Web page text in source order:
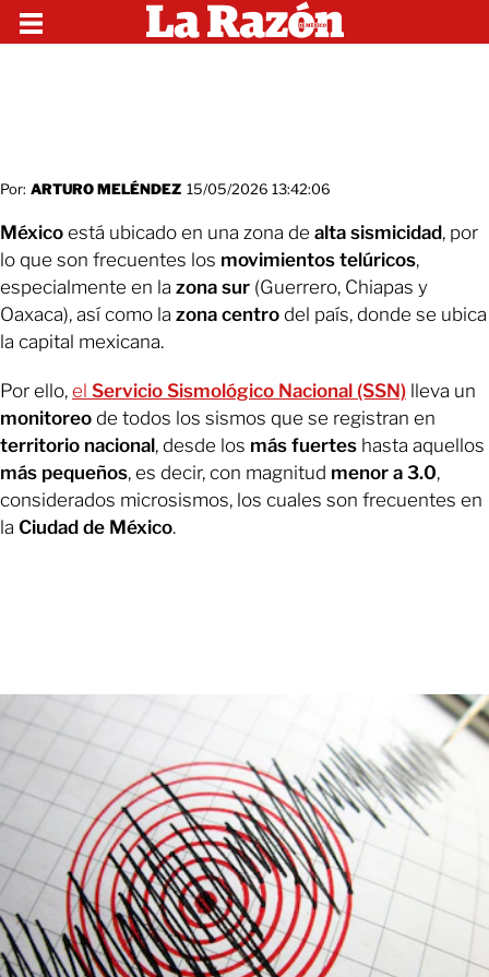
Por: ARTURO MELÉNDEZ 15/05/2026 13:42:06
México está ubicado en una zona de alta sismicidad, por
lo que son frecuentes los movimientos telúricos,
especialmente en la zona sur (Guerrero, Chiapas y
Oaxaca), así como la zona centro del país, donde se ubica
la capital mexicana.
Por ello, el Servicio Sismológico Nacional (SSN) lleva un
monitoreo de todos los sismos que se registran en
territorio nacional, desde los más fuertes hasta aquellos
más pequeños, es decir, con magnitud menor a 3.0,
considerados microsismos, los cuales son frecuentes en
la Ciudad de México.